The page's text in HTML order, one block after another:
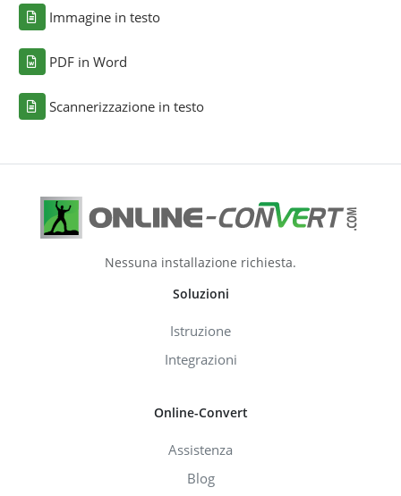
Immagine in testo
PDF in Word
Scannerizzazione in testo
Nessuna installazione richiesta.
Soluzioni
Istruzione
Integrazioni
Online-Convert
Assistenza
Blog